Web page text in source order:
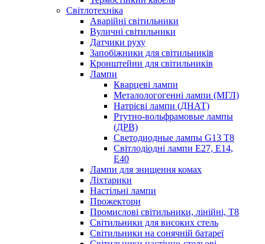
Світлотехніка
Аварійні світильники
Вуличні світильники
Датчики руху
Запобіжники для світильників
Кронштейни для світильників
Лампи
Кварцеві лампи
Металологогенні лампи (МГЛ)
Натрієві лампи (ДНАТ)
Ртутно-вольфрамовые лампы
(ДРВ)
Светодиодные лампы G13 Т8
Світлодіодні лампи E27, E14,
E40
Лампи для знищення комах
Ліхтарики
Настільні лампи
Прожектори
Промислові світильники, лінійні, Т8
Світильники для високих стель
Світильники на сонячній батареї